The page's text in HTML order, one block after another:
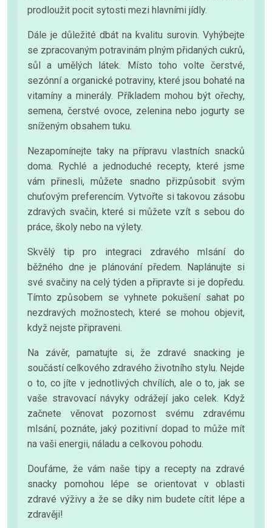
prodloužit pocit sytosti mezi hlavními jídly.
Dále je důležité dbát na kvalitu surovin. Vyhýbejte
se zpracovaným potravinám plným přidaných cukrů,
sůl a umělých látek. Místo toho volte čerstvé,
sezónní a organické potraviny, které jsou bohaté na
vitamíny a minerály. Příkladem mohou být ořechy,
semena, čerstvé ovoce, zelenina nebo jogurty se
sníženým obsahem tuku.
Nezapomínejte taky na přípravu vlastních snacků
doma. Rychlé a jednoduché recepty, které jsme
vám přinesli, můžete snadno přizpůsobit svým
chuťovým preferencím. Vytvořte si takovou zásobu
zdravých svačin, které si můžete vzít s sebou do
práce, školy nebo na výlety.
Skvělý tip pro integraci zdravého mlsání do
běžného dne je plánování předem. Naplánujte si
své svačiny na celý týden a připravte si je dopředu.
Tímto způsobem se vyhnete pokušení sahat po
nezdravých možnostech, které se mohou objevit,
když nejste připraveni.
Na závěr, pamatujte si, že zdravé snacking je
součástí celkového zdravého životního stylu. Nejde
o to, co jíte v jednotlivých chvílích, ale o to, jak se
vaše stravovací návyky odrážejí jako celek. Když
začnete věnovat pozornost svému zdravému
mlsání, poznáte, jaký pozitivní dopad to může mít
na vaši energii, náladu a celkovou pohodu.
Doufáme, že vám naše tipy a recepty na zdravé
snacky pomohou lépe se orientovat v oblasti
zdravé výživy a že se díky nim budete cítit lépe a
zdravěji!